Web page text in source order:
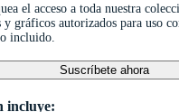
el acceso a toda nuestra
y gráficos autorizados para uso
incluido.
Suscríbete ahora
incluye: